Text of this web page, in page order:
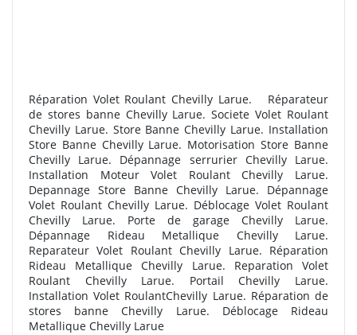
Réparation Volet Roulant Chevilly Larue. Réparateur
de stores banne Chevilly Larue. Societe Volet Roulant
Chevilly Larue. Store Banne Chevilly Larue. Installation
Store Banne Chevilly Larue. Motorisation Store Banne
Chevilly Larue. Dépannage serrurier Chevilly Larue.
Installation Moteur Volet Roulant Chevilly Larue.
Depannage Store Banne Chevilly Larue. Dépannage
Volet Roulant Chevilly Larue. Déblocage Volet Roulant
Chevilly Larue. Porte de garage Chevilly Larue.
Dépannage Rideau Metallique Chevilly Larue.
Reparateur Volet Roulant Chevilly Larue. Réparation
Rideau Metallique Chevilly Larue. Reparation Volet
Roulant Chevilly Larue. Portail Chevilly Larue.
Installation Volet RoulantChevilly Larue. Réparation de
stores banne Chevilly Larue. Déblocage Rideau
Metallique Chevilly Larue